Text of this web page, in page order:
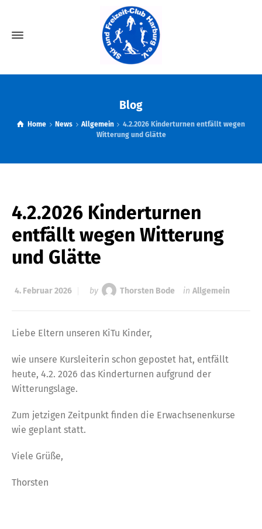
Blog
Home News Allgemein
4.2.2026 Kinderturnen entfällt wegen
Witterung und Glätte
4.2.2026 Kinderturnen
entfällt wegen Witterung
und Glätte
4. Februar 2026 by Thorsten Bode in Allgemein
Liebe Eltern unseren KiTu Kinder,
wie unsere Kursleiterin schon gepostet hat, entfällt
heute, 4.2. 2026 das Kinderturnen aufgrund der
Witterungslage.
Zum jetzigen Zeitpunkt finden die Erwachsenenkurse
wie geplant statt.
Viele Grüße,
Thorsten